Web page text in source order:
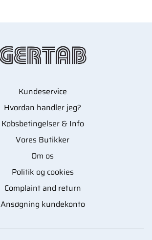
Kundeservice
Hvordan handler jeg?
Købsbetingelser & Info
Vores Butikker
Om os
Politik og cookies
Complaint and return
Ansøgning kundekonto